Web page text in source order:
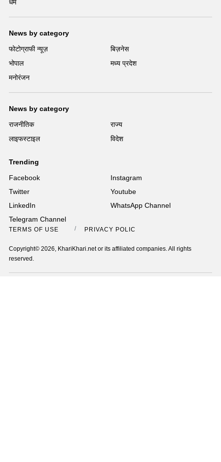
धर्म
News by category
फोटोग्राफी न्यूज़
बिज़नेस
भोपाल
मध्य प्रदेश
मनोरंजन
News by category
राजनीतिक
राज्य
लाइफस्टाइल
विदेश
Trending
Facebook
Instagram
Twitter
Youtube
LinkedIn
WhatsApp Channel
Telegram Channel
TERMS OF USE PRIVACY POLICY
Copyright© 2026, KhariKhari.net or its affiliated companies. All rights
reserved.